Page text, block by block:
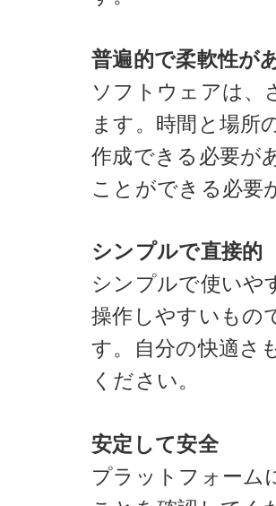
普遍的で柔軟性が
ソフトウェアは、
ます。時間と場所
作成できる必要が
ことができる必要
シンプルで直接的
シンプルで使いや
操作しやすいもの
す。自分の快適さ
ください。
安定して安全
プラットフォーム